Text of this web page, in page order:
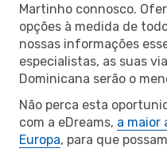
Martinho connosco.
opções à medida de
nossas informações
especialistas, as suas
Dominicana serão o
Não perca esta
com a eDreams, a maior
Europa, para que